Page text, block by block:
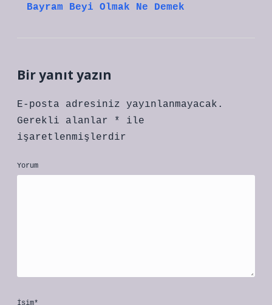
Bayram Beyi Olmak Ne Demek
Bir yanıt yazın
E-posta adresiniz yayınlanmayacak.
Gerekli alanlar
*
ile
işaretlenmişlerdir
Yorum
İsim*